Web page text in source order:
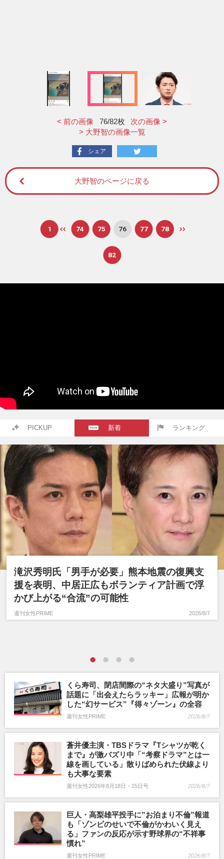
< 前の画像 76/82枚
次の画像 >
> 大野智の画像一覧
シェア
大野智のページに戻る
1 74 75 76 77 78
82
PICKUP 新着 ランキング
滝沢秀明氏「男手が必要」熊本地震の復興支
援を表明、中居正広もボランティア計画で浮
かび上がる“合流”の可能性
週刊女性PRIME 2026/8/7
くら寿司、閉店間際の“ネタ大盛り”写真が
話題に「出会えたらラッキー」広報が明か
した“幻サービス”『得々ゾーン』の全容
週刊女性PRIME 2026/8/7
蒼井優主演・TBSドラマ『Tシャツが乾く
まで』が激バズリ中「“考察ドラマ”とは一
線を画している」散りばめられた伏線より
も大事な要素
週刊女性2026年8月18日・25日号 2026/8/7
巨人・高梨雄平投手に”お泊まり不倫”報道
も「ゾンビのせいで不倫がかわいく見え
る」ファンの反応が示す野球界の“不祥事
慣れ”
週刊女性PRIME 2026/8/7